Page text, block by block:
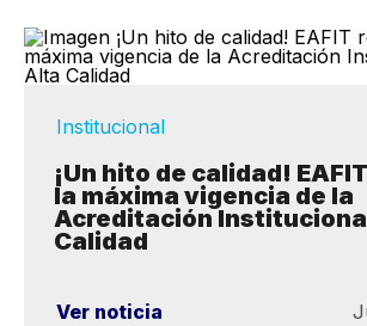
Institucional
¡Un hito de calidad!
la máxima vigencia de la
Acreditación
Calidad
Ver noticia